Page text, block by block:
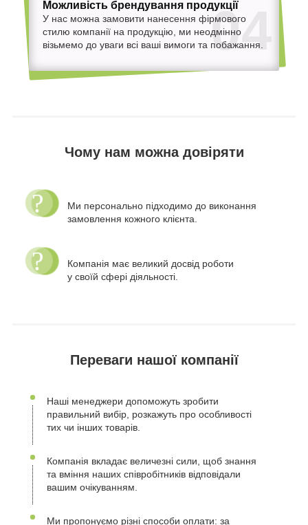
04
Можливість брендування продукції
У нас можна замовити нанесення фірмового
стилю компанії на продукцію, ми неодмінно
візьмемо до уваги всі ваші вимоги та побажання.
Чому нам можна довіряти
Ми персонально підходимо до виконання
замовлення кожного клієнта.
Компанія має великий досвід роботи
у своїй сфері діяльності.
Переваги нашої компанії
Наші менеджери допоможуть зробити
правильний вибір, розкажуть про особливості
тих чи інших товарів.
Компанія вкладає величезні сили, щоб знання
та вміння наших співробітників відповідали
вашим очікуванням.
Ми пропонуємо різні способи оплати: за